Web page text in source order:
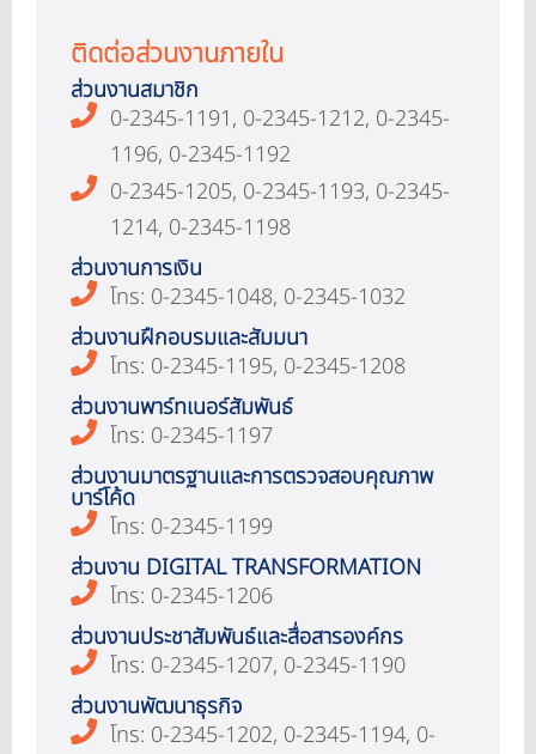
ติดต่อส่วนงานภายใน
ส่วนงานสมาชิก
0-2345-1191, 0-2345-1212, 0-2345-
1196, 0-2345-1192
0-2345-1205, 0-2345-1193, 0-2345-
1214, 0-2345-1198
ส่วนงานการเงิน
โทร: 0-2345-1048, 0-2345-1032
ส่วนงานฝึกอบรมและสัมมนา
โทร: 0-2345-1195, 0-2345-1208
ส่วนงานพาร์ทเนอร์สัมพันธ์
โทร: 0-2345-1197
ส่วนงานมาตรฐานและการตรวจสอบคุณภาพ
บาร์โค้ด
โทร: 0-2345-1199
ส่วนงาน DIGITAL TRANSFORMATION
โทร: 0-2345-1206
ส่วนงานประชาสัมพันธ์และสื่อสารองค์กร
โทร: 0-2345-1207, 0-2345-1190
ส่วนงานพัฒนาธุรกิจ
โทร: 0-2345-1202, 0-2345-1194, 0-